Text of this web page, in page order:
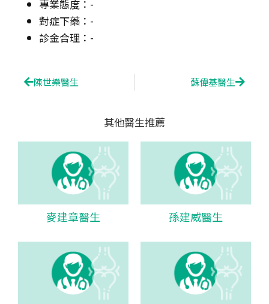
專業態度：-
對症下藥：-
診金合理：-
Prev陳世樂醫生 蘇偉基醫生Next
其他醫生推薦
麥建章醫生 孫建威醫生